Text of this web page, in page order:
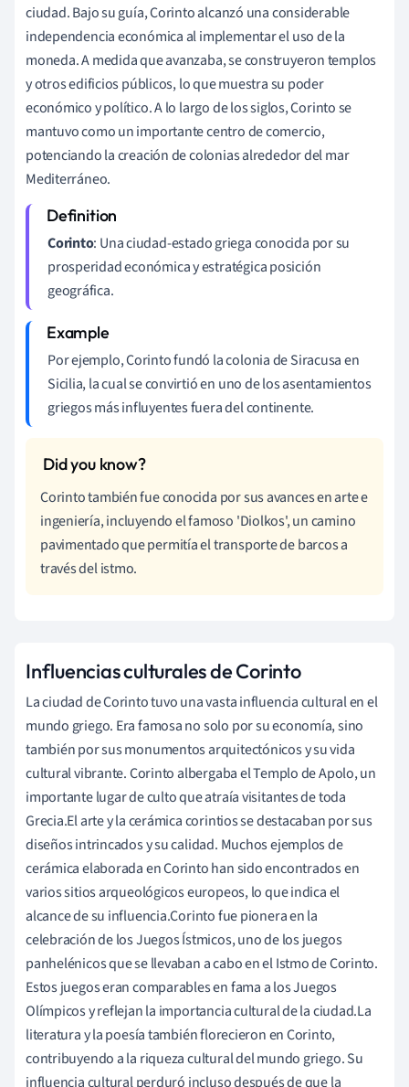
ciudad. Bajo su guía, Corinto alcanzó una considerable
independencia económica al implementar el uso de la
moneda. A medida que avanzaba, se construyeron templos
y otros edificios públicos, lo que muestra su poder
económico y político. A lo largo de los siglos, Corinto se
mantuvo como un importante centro de comercio,
potenciando la creación de colonias alrededor del mar
Mediterráneo.
Corinto: Una ciudad-estado griega conocida por su
prosperidad económica y estratégica posición
geográfica.
Por ejemplo, Corinto fundó la colonia de Siracusa en
Sicilia, la cual se convirtió en uno de los asentamientos
griegos más influyentes fuera del continente.
Corinto también fue conocida por sus avances en arte e
ingeniería, incluyendo el famoso 'Diolkos', un camino
pavimentado que permitía el transporte de barcos a
través del istmo.
Influencias culturales de Corinto
La ciudad de Corinto tuvo una vasta influencia cultural en el
mundo griego. Era famosa no solo por su economía, sino
también por sus monumentos arquitectónicos y su vida
cultural vibrante. Corinto albergaba el Templo de Apolo, un
importante lugar de culto que atraía visitantes de toda
Grecia.El arte y la cerámica corintios se destacaban por sus
diseños intrincados y su calidad. Muchos ejemplos de
cerámica elaborada en Corinto han sido encontrados en
varios sitios arqueológicos europeos, lo que indica el
alcance de su influencia.Corinto fue pionera en la
celebración de los Juegos Ístmicos, uno de los juegos
panhelénicos que se llevaban a cabo en el Istmo de Corinto.
Estos juegos eran comparables en fama a los Juegos
Olímpicos y reflejan la importancia cultural de la ciudad.La
literatura y la poesía también florecieron en Corinto,
contribuyendo a la riqueza cultural del mundo griego. Su
influencia cultural perduró incluso después de que la